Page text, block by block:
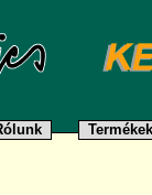
Termékek